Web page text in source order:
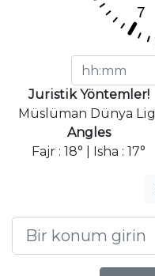
Juristik Yöntemler!
Müslüman Dünya
Angles
Fajr : 18° | Isha : 17°